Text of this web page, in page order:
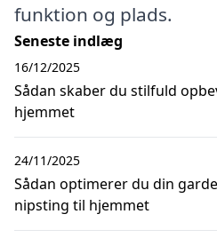
funktion og plads.
Seneste indlæg
Sådan skaber du stilfuld
hjemmet
16/12/2025
Sådan optimerer du din
nipsting til hjemmet
24/11/2025